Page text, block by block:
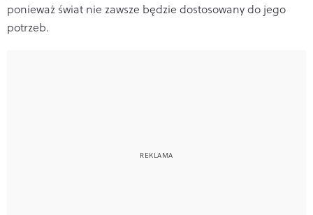
ponieważ świat nie zawsze będzie dostosowany do jego
potrzeb.